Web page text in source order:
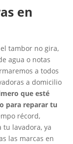
en
tambor no gira,
agua o notas
a todos
a domicilio
que esté
para reparar tu
récord,
lavadora, ya
las marcas en